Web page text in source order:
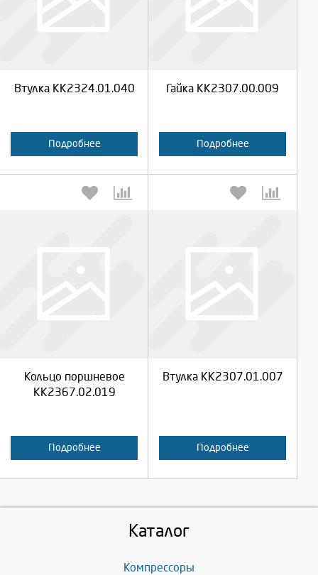
Втулка КК2324.01.040
Подробнее
Отмена Гайка КК2307.00.009
Подробнее
Отмена
Кольцо поршневое
КК2367.02.019
Подробнее
Отмена
Втулка КК2307.01.007
Подробнее
Каталог
Компрессоры